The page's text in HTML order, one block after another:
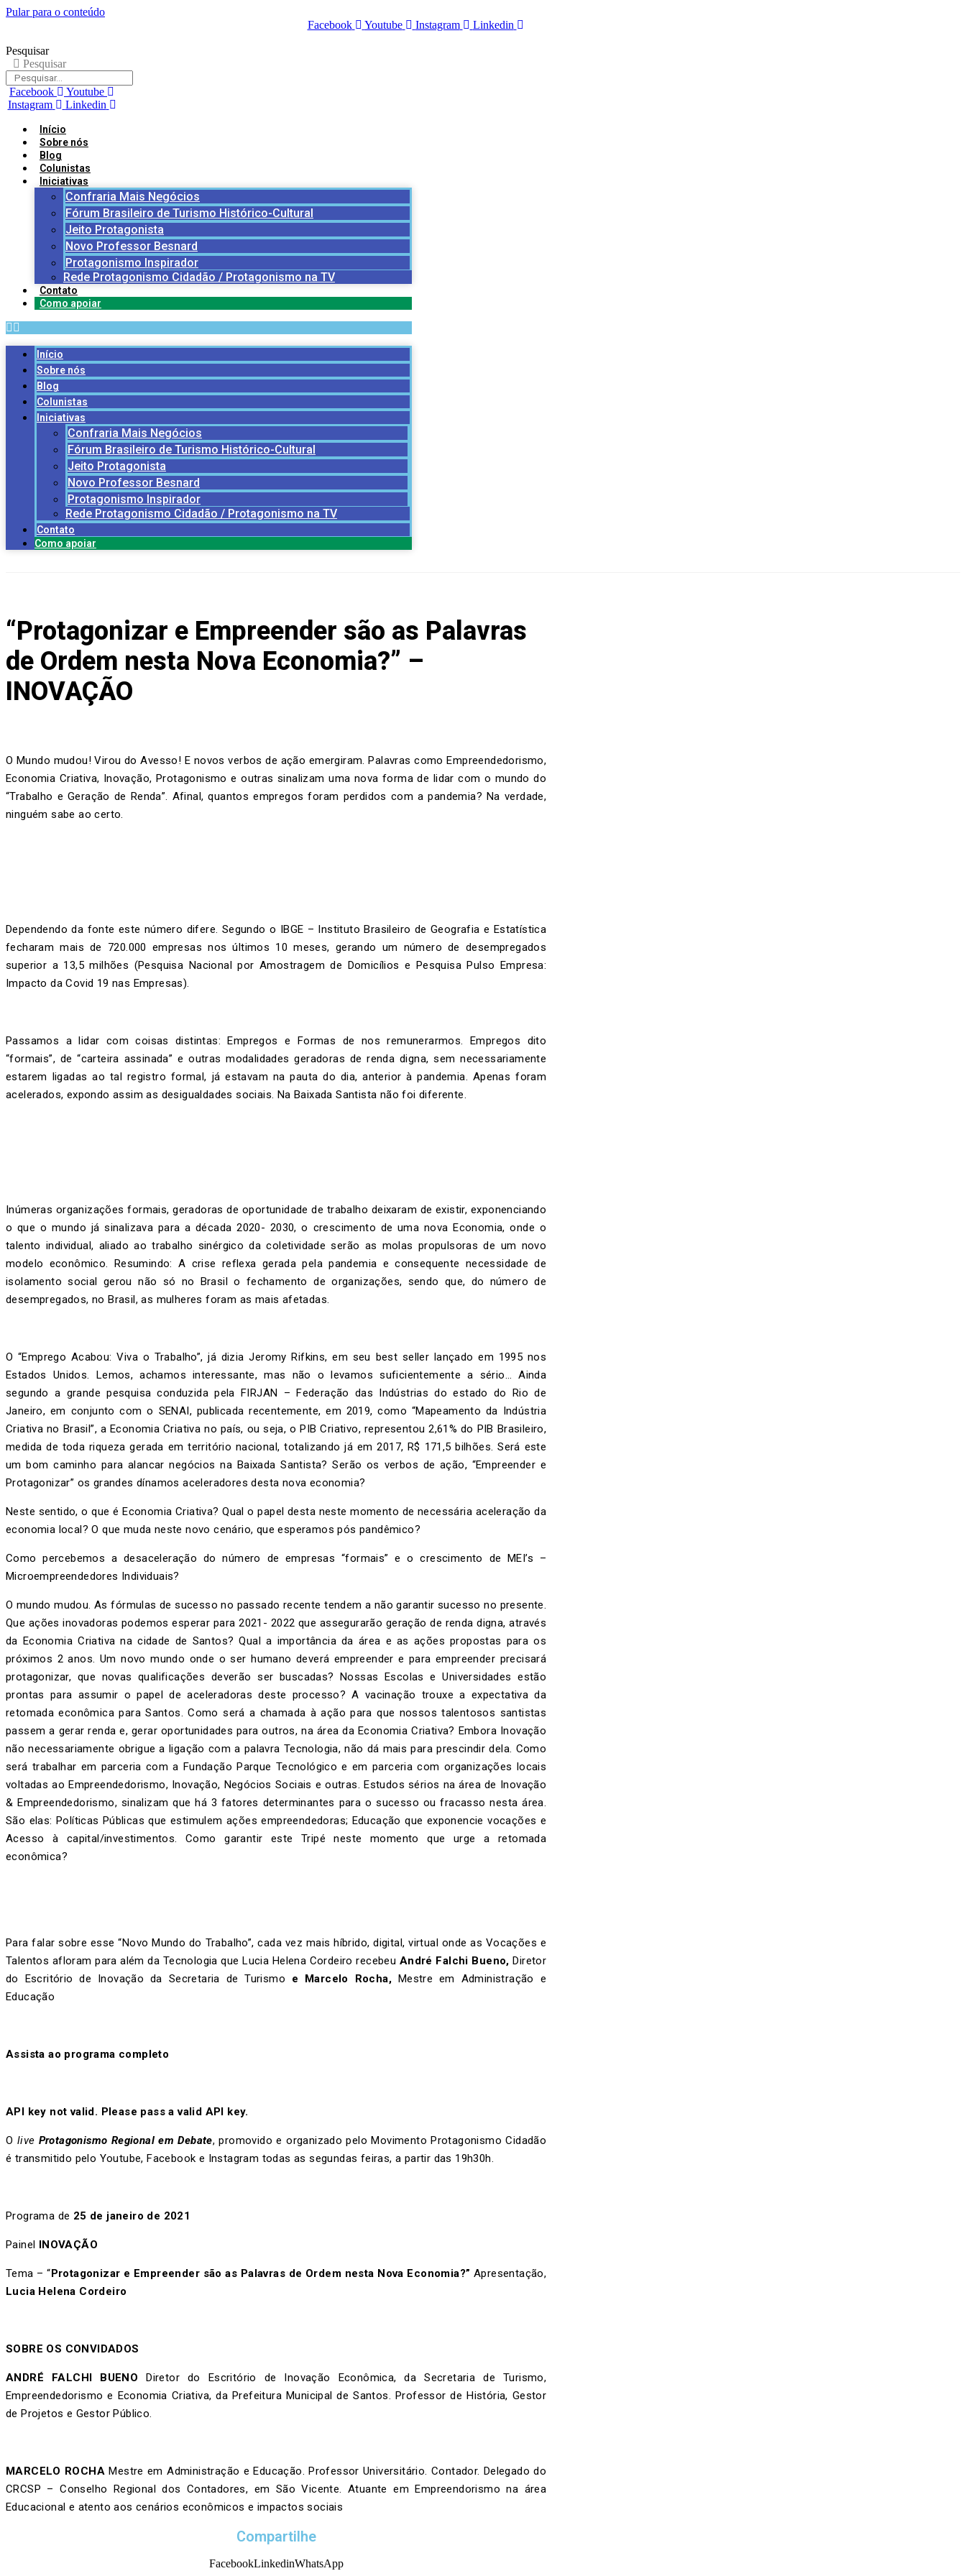
Pular para o conteúdo
Facebook
Youtube Instagram Linkedin
Pesquisar
Pesquisar
Facebook
Youtube
Instagram
Linkedin
Início
Sobre nós
Blog
Colunistas
Iniciativas
Confraria Mais Negócios
Fórum Brasileiro de Turismo Histórico-Cultural
Jeito Protagonista
Novo Professor Besnard
Protagonismo Inspirador
Rede Protagonismo Cidadão / Protagonismo na TV
Contato
Como apoiar
Início
Sobre nós
Blog
Colunistas
Iniciativas
Confraria Mais Negócios
Fórum Brasileiro de Turismo Histórico-Cultural
Jeito Protagonista
Novo Professor Besnard
Protagonismo Inspirador
Rede Protagonismo Cidadão / Protagonismo na TV
Contato
Como apoiar
“Protagonizar e Empreender são as Palavras
de Ordem nesta Nova Economia?” –
INOVAÇÃO
O Mundo mudou! Virou do Avesso! E novos verbos de ação emergiram. Palavras como Empreendedorismo,
Economia Criativa, Inovação, Protagonismo e outras sinalizam uma nova forma de lidar com o mundo do
“Trabalho e Geração de Renda”. Afinal, quantos empregos foram perdidos com a pandemia? Na verdade,
ninguém sabe ao certo.
Dependendo da fonte este número difere. Segundo o IBGE – Instituto Brasileiro de Geografia e Estatística
fecharam mais de 720.000 empresas nos últimos 10 meses, gerando um número de desempregados
superior a 13,5 milhões (Pesquisa Nacional por Amostragem de Domicílios e Pesquisa Pulso Empresa:
Impacto da Covid 19 nas Empresas).
Passamos a lidar com coisas distintas: Empregos e Formas de nos remunerarmos. Empregos dito
“formais”, de “carteira assinada” e outras modalidades geradoras de renda digna, sem necessariamente
estarem ligadas ao tal registro formal, já estavam na pauta do dia, anterior à pandemia. Apenas foram
acelerados, expondo assim as desigualdades sociais. Na Baixada Santista não foi diferente.
Inúmeras organizações formais, geradoras de oportunidade de trabalho deixaram de existir, exponenciando
o que o mundo já sinalizava para a década 2020- 2030, o crescimento de uma nova Economia, onde o
talento individual, aliado ao trabalho sinérgico da coletividade serão as molas propulsoras de um novo
modelo econômico. Resumindo: A crise reflexa gerada pela pandemia e consequente necessidade de
isolamento social gerou não só no Brasil o fechamento de organizações, sendo que, do número de
desempregados, no Brasil, as mulheres foram as mais afetadas.
O “Emprego Acabou: Viva o Trabalho”, já dizia Jeromy Rifkins, em seu best seller lançado em 1995 nos
Estados Unidos. Lemos, achamos interessante, mas não o levamos suficientemente a sério… Ainda
segundo a grande pesquisa conduzida pela FIRJAN – Federação das Indústrias do estado do Rio de
Janeiro, em conjunto com o SENAI, publicada recentemente, em 2019, como “Mapeamento da Indústria
Criativa no Brasil”, a Economia Criativa no país, ou seja, o PIB Criativo, representou 2,61% do PIB Brasileiro,
medida de toda riqueza gerada em território nacional, totalizando já em 2017, R$ 171,5 bilhões. Será este
um bom caminho para alancar negócios na Baixada Santista? Serão os verbos de ação, “Empreender e
Protagonizar” os grandes dínamos aceleradores desta nova economia?
Neste sentido, o que é Economia Criativa? Qual o papel desta neste momento de necessária aceleração da
economia local? O que muda neste novo cenário, que esperamos pós pandêmico?
Como percebemos a desaceleração do número de empresas “formais” e o crescimento de MEI’s –
Microempreendedores Individuais?
O mundo mudou. As fórmulas de sucesso no passado recente tendem a não garantir sucesso no presente.
Que ações inovadoras podemos esperar para 2021- 2022 que assegurarão geração de renda digna, através
da Economia Criativa na cidade de Santos? Qual a importância da área e as ações propostas para os
próximos 2 anos. Um novo mundo onde o ser humano deverá empreender e para empreender precisará
protagonizar, que novas qualificações deverão ser buscadas? Nossas Escolas e Universidades estão
prontas para assumir o papel de aceleradoras deste processo? A vacinação trouxe a expectativa da
retomada econômica para Santos. Como será a chamada à ação para que nossos talentosos santistas
passem a gerar renda e, gerar oportunidades para outros, na área da Economia Criativa? Embora Inovação
não necessariamente obrigue a ligação com a palavra Tecnologia, não dá mais para prescindir dela. Como
será trabalhar em parceria com a Fundação Parque Tecnológico e em parceria com organizações locais
voltadas ao Empreendedorismo, Inovação, Negócios Sociais e outras. Estudos sérios na área de Inovação
& Empreendedorismo, sinalizam que há 3 fatores determinantes para o sucesso ou fracasso nesta área.
São elas: Políticas Públicas que estimulem ações empreendedoras; Educação que exponencie vocações e
Acesso à capital/investimentos. Como garantir este Tripé neste momento que urge a retomada
econômica?
Para falar sobre esse “Novo Mundo do Trabalho”, cada vez mais híbrido, digital, virtual onde as Vocações e
Talentos afloram para além da Tecnologia que Lucia Helena Cordeiro recebeu André Falchi Bueno, Diretor
do Escritório de Inovação da Secretaria de Turismo e Marcelo Rocha, Mestre em Administração e
Educação
Assista ao programa completo
API key not valid. Please pass a valid API key.
O live Protagonismo Regional em Debate, promovido e organizado pelo Movimento Protagonismo Cidadão
é transmitido pelo Youtube, Facebook e Instagram todas as segundas feiras, a partir das 19h30h.
Programa de 25 de janeiro de 2021
Painel INOVAÇÃO
Tema – “Protagonizar e Empreender são as Palavras de Ordem nesta Nova Economia?” Apresentação,
Lucia Helena Cordeiro
SOBRE OS CONVIDADOS
ANDRÉ FALCHI BUENO Diretor do Escritório de Inovação Econômica, da Secretaria de Turismo,
Empreendedorismo e Economia Criativa, da Prefeitura Municipal de Santos. Professor de História, Gestor
de Projetos e Gestor Público.
MARCELO ROCHA Mestre em Administração e Educação. Professor Universitário. Contador. Delegado do
CRCSP – Conselho Regional dos Contadores, em São Vicente. Atuante em Empreendorismo na área
Educacional e atento aos cenários econômicos e impactos sociais
Compartilhe
FacebookLinkedinWhatsApp